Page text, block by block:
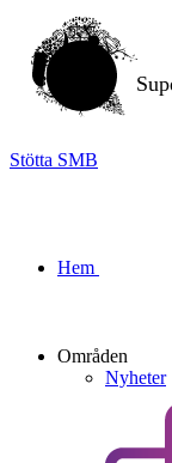
Stötta SMB
Hem
Områden
Nyheter